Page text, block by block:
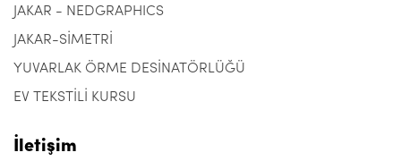
JAKAR - NEDGRAPHICS
JAKAR-SİMETRİ
YUVARLAK ÖRME DESİNATÖRLÜĞÜ
EV TEKSTİLİ KURSU
İletişim